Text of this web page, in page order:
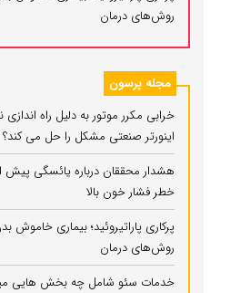
روش‌های درمان
مجله پرسون
خرابی مکرر موتور به دلیل راه‌
اینورتر صنعتی مشکل را حل می‌ کند؟
خطر فشار خون بالا
پرکاری پاراتیروئید؛ بیماری خاموش
روش‌های درمان
خدمات سئو شامل چه بخش هایی